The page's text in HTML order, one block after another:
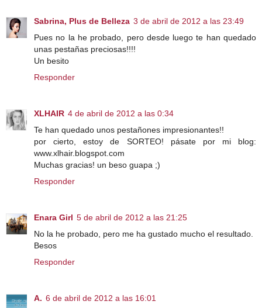
Sabrina, Plus de Belleza 3 de abril de 2012 a las 23:49
Pues no la he probado, pero desde luego te han quedado
unas pestañas preciosas!!!!
Un besito
Responder
XLHAIR 4 de abril de 2012 a las 0:34
Te han quedado unos pestañones impresionantes!!
por cierto, estoy de SORTEO! pásate por mi blog:
www.xlhair.blogspot.com
Muchas gracias! un beso guapa ;)
Responder
Enara Girl 5 de abril de 2012 a las 21:25
No la he probado, pero me ha gustado mucho el resultado.
Besos
Responder
A. 6 de abril de 2012 a las 16:01